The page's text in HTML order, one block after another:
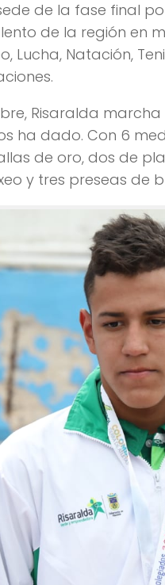
de la fase final
de la región en
Lucha, Natación,
Risaralda
ha dado. Con 6
de oro, dos de
y tres preseas de